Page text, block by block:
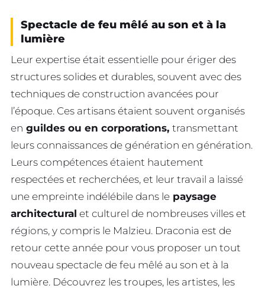
Spectacle de feu mêlé au son et à la
lumière
Leur expertise était essentielle pour ériger des
structures solides et durables, souvent avec des
techniques de construction avancées pour
l’époque. Ces artisans étaient souvent organisés
en guildes ou en corporations, transmettant
leurs connaissances de génération en génération.
Leurs compétences étaient hautement
respectées et recherchées, et leur travail a laissé
une empreinte indélébile dans le paysage
architectural et culturel de nombreuses villes et
régions, y compris le Malzieu. Draconia est de
retour cette année pour vous proposer un tout
nouveau spectacle de feu mêlé au son et à la
lumière. Découvrez les troupes, les artistes, les